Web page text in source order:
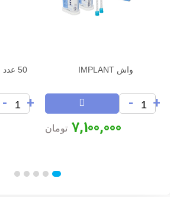
واش IMPLANT
+
-
7,100,000 تومان
50 عدد نوک مخلوط کن زرد
+
-